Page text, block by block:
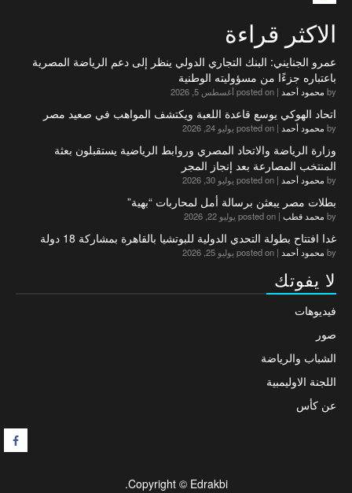
الاكثر قراءة
عمرو الجنايني: البنك التجاري الدولي ينظر إلى دعم الرياضة المصرية
باعتباره جزءًا من مسؤوليته الوطنية
by محمود أحمد | posted on أغسطس 5, 2026
اتحاد الهوكي يوسع قاعدة اللعبة ويكتشف المواهب في صعيد مصر
by محمود أحمد | posted on يوليو 24, 2026
وزارة الرياضة والاتحاد المصري وروابط الرياضية يستقبلون بعثة
المنتخب المصارعة بعد إنجاز المجر
by محمود أحمد | posted on يوليو 30, 2026
بطلات مصر يبعثن برسالة أمل لمحاربات “بهية”
by محمد قطب | posted on يوليو 22, 2026
غدا افتتاح بطولة التحدي الدولية للبوتشيا بالقاهرة بمشاركة 18 دولة
by محمود أحمد | posted on يوليو 25, 2026
لا يفوتك
فيديوهات
صور
الشباب والرياضة
اللجنة الاوليمبية
عن كأس
F
Copyright © Edrakbi.